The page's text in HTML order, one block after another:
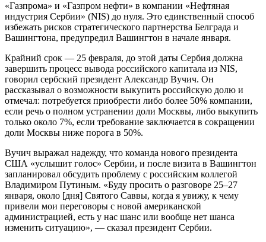
«Газпрома» и «Газпром нефти» в компании «Нефтяная
индустрия Сербии» (NIS) до нуля. Это единственный способ
избежать рисков стратегического партнерства Белграда и
Вашингтона, предупредил Вашингтон в начале января.
Крайний срок — 25 февраля, до этой даты Сербия должна
завершить процесс вывода российского капитала из NIS,
говорил сербский президент Александр Вучич. Он
рассказывал о возможности выкупить российскую долю и
отмечал: потребуется приобрести либо более 50% компании,
если речь о полном устранении доли Москвы, либо выкупить
только около 7%, если требование заключается в сокращении
доли Москвы ниже порога в 50%.
Вучич выражал надежду, что команда нового президента
США «услышит голос» Сербии, и после визита в Вашингтон
запланировал обсудить проблему с российским коллегой
Владимиром Путиным. «Буду просить о разговоре 25–27
января, около [дня] Святого Саввы, когда я увижу, к чему
привели мои переговоры с новой американской
администрацией, есть у нас шанс или вообще нет шанса
изменить ситуацию», — сказал президент Сербии.